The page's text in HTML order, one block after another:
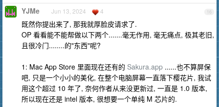
16
YJMe Jun 13, 2024 4
既然你提出来了, 那我就厚脸皮请求了.
OP 看看能不能帮做以下两个.......毫无作用, 毫无痛点, 极其老旧,
且很冷门........的"东西"呢?
1: Mac App Store 里面现在还有的 Sakura.app ......也不算屏保
吧, 只是一个小小的美化, 在整个电脑屏幕一直落下樱花片, 我试
用这个超过 10 年了, 奈何作者从来没更新过, 一直是 1.0 版本,
所以现在还是 intel 版本, 很想要一个单纯 M 芯片的.